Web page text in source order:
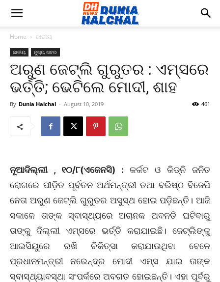
Home ଜାତୀୟ
ଜାତୀୟ ମୁଖ୍ୟ ଖବର
ଅରୁଣ ଜେଟ୍‌ଲି ଗୁରୁତର : ଏମ୍‌ସରେ
ଭର୍ତ୍ତି; ଭେଟିଲେ ମୋଦୀ, ଶାହ
By Dunia Halchal - August 10, 2019 461
ନୂଆଦିଲ୍ଲୀ , ୧୦/୮(ଏଜେନସି) : କର୍କଟ ଓ କିଡ୍‌ନି ଜନିତ
ରୋଗରେ ପୀଡ଼ିତ ପୂର୍ବତନ ଅର୍ଥମନ୍ତ୍ରୀ ତଥା ବରିଷ୍ଠ ବିଜେପି
ନେତା ଅରୁଣ ଜେଟ୍‌ଲି ଗୁରୁତର ଅସୁସ୍ଥ ହୋଇ ପଡ଼ିଛନ୍ତି। ଆଜି
ସକାଳେ ତାଙ୍କ ସ୍ବାସ୍ଥ୍ୟରେ ଅଚାନକ ଅବନତି ଘଟିବାରୁ
ତାଙ୍କୁ ଦିଲ୍ଲୀ ଏମ୍‌ସରେ ଭର୍ତ୍ତି କରାଯାଇଛି। ଜେଟ୍‌ଲିଙ୍କୁ
ଆଇସିୟୁରେ ରଖି ଚିକିତ୍ସା କରାଯାଉଥିବା ବେଳେ
ପ୍ରଧାନମନ୍ତ୍ରୀ ନରେନ୍ଦ୍ର ମୋଦୀ ଏମ୍‌ସ ଯାଇ ତାଙ୍କ
ସ୍ବାସ୍ଥ୍ୟାବସ୍ଥା ସଂପର୍କରେ ଅବଗତ ହୋଇଛନ୍ତି। ଏହା ପୂର୍ବରୁ